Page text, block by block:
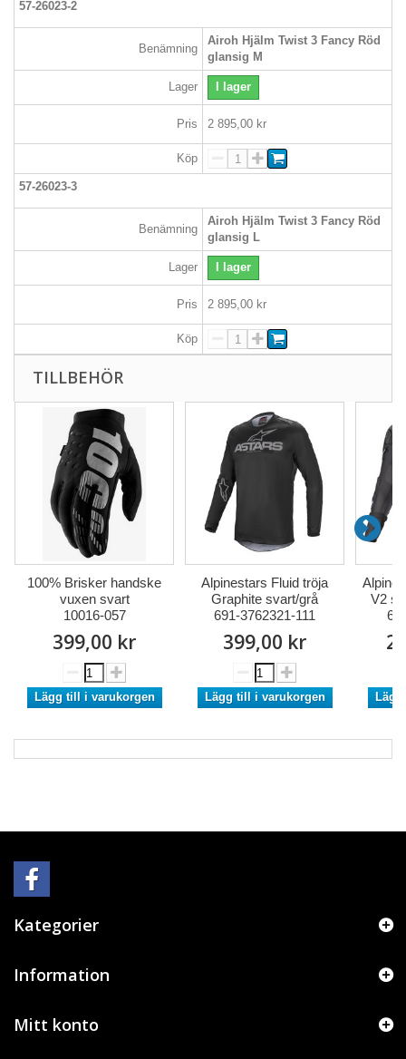
57-26023-2
Benämning
Airoh Hjälm Twist 3 Fancy Röd
glansig M
Lager I lager
Pris 2 895,00 kr
Köp
57-26023-3
Benämning
Airoh Hjälm Twist 3 Fancy Röd
glansig L
Lager I lager
Pris 2 895,00 kr
Köp
TILLBEHÖR
100% Brisker handske
vuxen svart
10016-057
399,00 kr
Lägg till i varukorgen
Alpinestars Fluid tröja
Graphite svart/grå
691-3762321-111
399,00 kr
Lägg till i varukorgen
V2
2
Kategorier
Information
Mitt konto